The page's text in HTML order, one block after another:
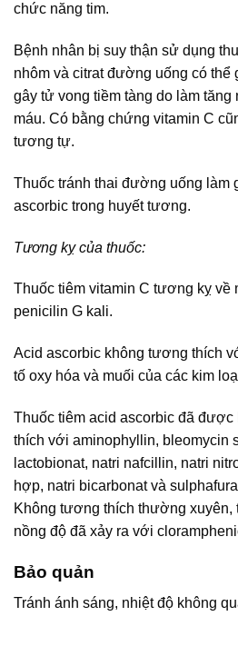
chức năng tim.
Bệnh nhân bị suy thận sử dụng
nhôm và citrat đường uống có thể
gây tử vong tiềm tàng do làm tăng
máu. Có bằng chứng vitamin C
tương tự.
Thuốc tránh thai đường uống làm
ascorbic trong huyết tương.
Tương kỵ của thuốc:
Thuốc tiêm vitamin C tương kỵ về
penicilin G kali.
Acid ascorbic không tương thích
tố oxy hóa và muối của các kim
Thuốc tiêm acid ascorbic đã
thích với aminophyllin, bleomycin
lactobionat, natri nafcillin, natri
hợp, natri bicarbonat và
Không tương thích thường xuyên,
nồng độ đã xảy ra với
Bảo quản
Tránh ánh sáng, nhiệt độ không